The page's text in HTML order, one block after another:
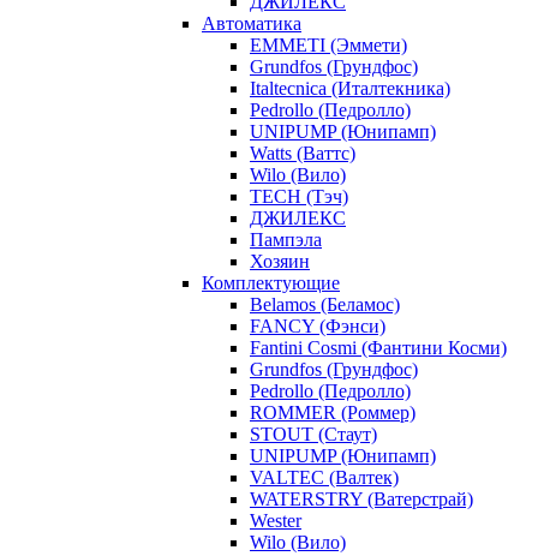
Автоматика
EMMETI (Эммети)
Grundfos (Грундфос)
Italtecnica (Италтекника)
Pedrollo (Педролло)
UNIPUMP (Юнипамп)
Watts (Ваттс)
Wilo (Вило)
TECH (Тэч)
ДЖИЛЕКС
Пампэла
Хозяин
Комплектующие
Belamos (Беламос)
FANCY (Фэнси)
Fantini Cosmi (Фантини Косми)
Grundfos (Грундфос)
Pedrollo (Педролло)
ROMMER (Роммер)
STOUT (Стаут)
UNIPUMP (Юнипамп)
VALTEC (Валтек)
WATERSTRY (Ватерстрай)
Wester
Wilo (Вило)